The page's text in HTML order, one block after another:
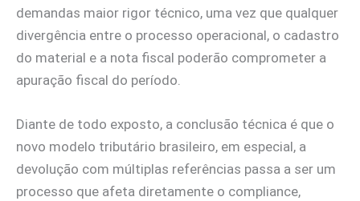
demandas maior rigor técnico, uma vez que qualquer
divergência entre o processo operacional, o cadastro
do material e a nota fiscal poderão comprometer a
apuração fiscal do período.
Diante de todo exposto, a conclusão técnica é que o
novo modelo tributário brasileiro, em especial, a
devolução com múltiplas referências passa a ser um
processo que afeta diretamente o compliance,